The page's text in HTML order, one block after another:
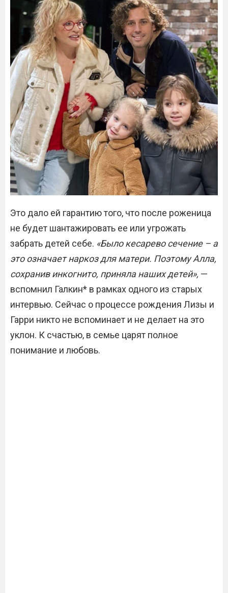
Это дало ей гарантию того, что после роженица
не будет шантажировать ее или угрожать
забрать детей себе. «Было кесарево сечение – а
это означает наркоз для матери. Поэтому Алла,
сохранив инкогнито, приняла наших детей», —
вспомнил Галкин* в рамках одного из старых
интервью. Сейчас о процессе рождения Лизы и
Гарри никто не вспоминает и не делает на это
уклон. К счастью, в семье царят полное
понимание и любовь.